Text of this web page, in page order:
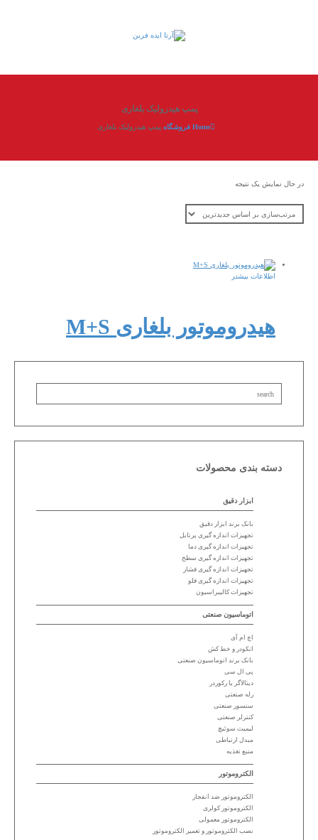
پمپ هیدرولیک بلغاری
Home فروشگاه پمپ هیدرولیک بلغاری
در حال نمایش یک نتیجه
اطلاعات بیشتر
هیدروموتور بلغاری M+S
دسته بندی محصولات
ابزار دقیق
بانک برند ابزار دقیق
تجهیزات اندازه گیری پرتابل
تجهیزات اندازه گیری دما
تجهیزات اندازه گیری سطح
تجهیزات اندازه گیری فشار
تجهیزات اندازه گیری فلو
تجهیزات کالیبراسیون
اتوماسیون صنعتی
اچ ام آی
انکودر و خط کش
بانک برند اتوماسیون صنعتی
پی ال سی
دیتالاگر یا رکوردر
رله صنعتی
سنسور صنعتی
کنترلر صنعتی
لیمیت سوئیچ
مبدل ارتباطی
منبع تغذیه
الکتروموتور
الکتروموتور ضد انفجار
الکتروموتور کولری
الکتروموتور معمولی
نصب الکتروموتور و تعمیر الکتروموتور